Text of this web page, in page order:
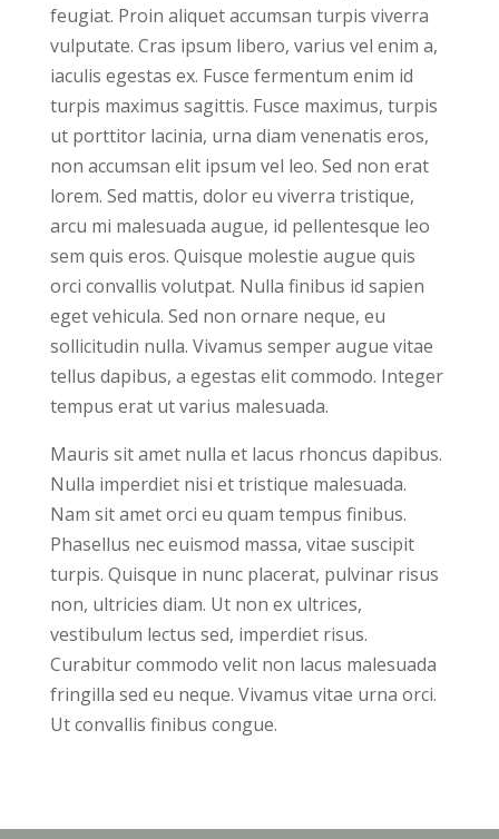
feugiat. Proin aliquet accumsan turpis viverra
vulputate. Cras ipsum libero, varius vel enim a,
iaculis egestas ex. Fusce fermentum enim id
turpis maximus sagittis. Fusce maximus, turpis
ut porttitor lacinia, urna diam venenatis eros,
non accumsan elit ipsum vel leo. Sed non erat
lorem. Sed mattis, dolor eu viverra tristique,
arcu mi malesuada augue, id pellentesque leo
sem quis eros. Quisque molestie augue quis
orci convallis volutpat. Nulla finibus id sapien
eget vehicula. Sed non ornare neque, eu
sollicitudin nulla. Vivamus semper augue vitae
tellus dapibus, a egestas elit commodo. Integer
tempus erat ut varius malesuada.
Mauris sit amet nulla et lacus rhoncus dapibus.
Nulla imperdiet nisi et tristique malesuada.
Nam sit amet orci eu quam tempus finibus.
Phasellus nec euismod massa, vitae suscipit
turpis. Quisque in nunc placerat, pulvinar risus
non, ultricies diam. Ut non ex ultrices,
vestibulum lectus sed, imperdiet risus.
Curabitur commodo velit non lacus malesuada
fringilla sed eu neque. Vivamus vitae urna orci.
Ut convallis finibus congue.